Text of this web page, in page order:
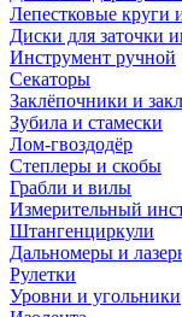
Лепестковые круги
Диски для заточки
Инструмент ручной
Секаторы
Заклёпочники и
Зубила и стамески
Лом-гвоздодёр
Степлеры и скобы
Грабли и вилы
Измерительный
Штангенциркули
Дальномеры и
Рулетки
Уровни и угольники